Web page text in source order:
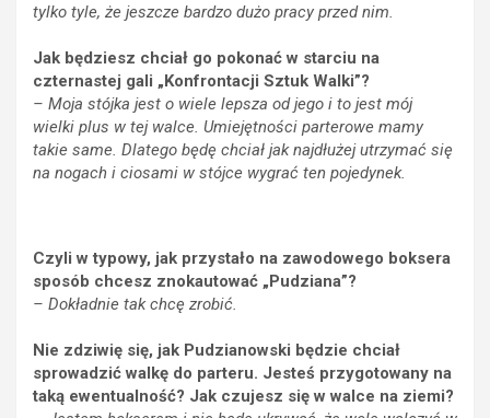
tylko tyle, że jeszcze bardzo dużo pracy przed nim.
Jak będziesz chciał go pokonać w starciu na
czternastej gali „Konfrontacji Sztuk Walki”?
– Moja stójka jest o wiele lepsza od jego i to jest mój
wielki plus w tej walce. Umiejętności parterowe mamy
takie same. Dlatego będę chciał jak najdłużej utrzymać się
na nogach i ciosami w stójce wygrać ten pojedynek.
Czyli w typowy, jak przystało na zawodowego boksera
sposób chcesz znokautować „Pudziana”?
– Dokładnie tak chcę zrobić.
Nie zdziwię się, jak Pudzianowski będzie chciał
sprowadzić walkę do parteru. Jesteś przygotowany na
taką ewentualność? Jak czujesz się w walce na ziemi?